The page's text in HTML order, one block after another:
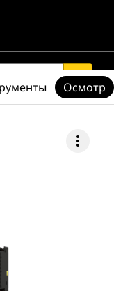
search
more_vert
Осмотр